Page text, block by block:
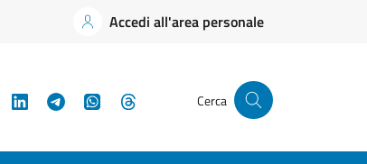
Accedi all'area personale
InstagramLinkedInTelegramWhatsApp Cerca